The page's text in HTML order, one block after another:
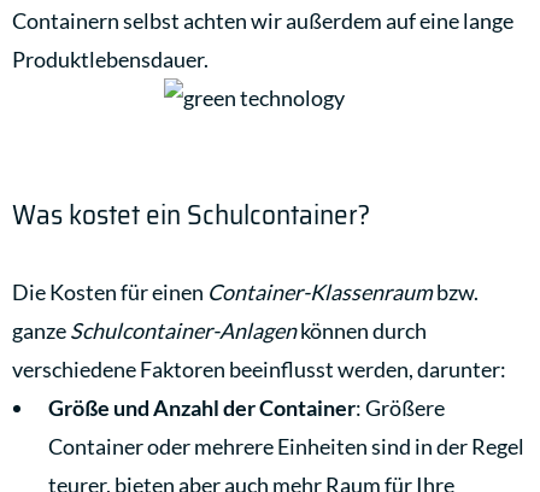
Containern selbst achten wir außerdem auf eine lange
Produktlebensdauer.
Was kostet ein Schulcontainer?
Die Kosten für einen Container-Klassenraumbzw.
ganzeSchulcontainer-Anlagenkönnen durch
verschiedene Faktoren beeinflusst werden, darunter:
Größe und Anzahl der Container: Größere
Container oder mehrere Einheiten sind in der Regel
teurer, bieten aber auch mehr Raum für Ihre